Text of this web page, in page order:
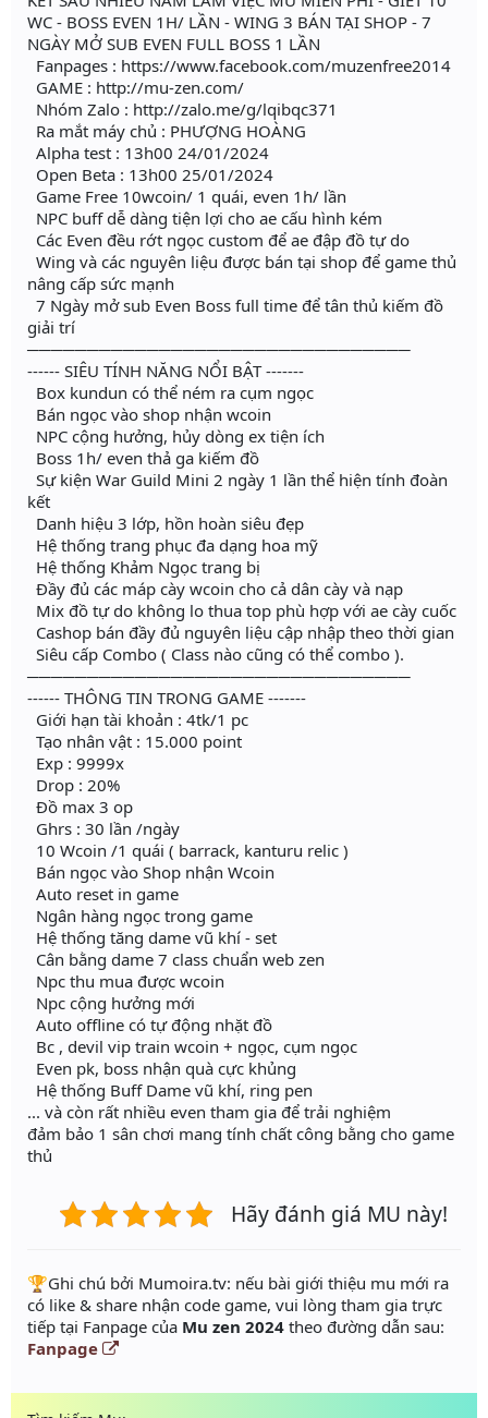
WC - BOSS EVEN 1H/ LẦN - WING 3 BÁN TẠI SHOP - 7
NGÀY MỞ SUB EVEN FULL BOSS 1 LẦN
Fanpages : https://www.facebook.com/muzenfree2014
GAME : http://mu-zen.com/
Nhóm Zalo : http://zalo.me/g/lqibqc371
Ra mắt máy chủ : PHƯỢNG HOÀNG
Alpha test : 13h00 24/01/2024
Open Beta : 13h00 25/01/2024
Game Free 10wcoin/ 1 quái, even 1h/ lần
NPC buff dễ dàng tiện lợi cho ae cấu hình kém
Các Even đều rớt ngọc custom để ae đập đồ tự do
Wing và các nguyên liệu được bán tại shop để game thủ
nâng cấp sức mạnh
7 Ngày mở sub Even Boss full time để tân thủ kiếm đồ
giải trí
────────────────────────────────
------ SIÊU TÍNH NĂNG NỔI BẬT -------
Box kundun có thể ném ra cụm ngọc
Bán ngọc vào shop nhận wcoin
NPC cộng hưởng, hủy dòng ex tiện ích
Boss 1h/ even thả ga kiếm đồ
Sự kiện War Guild Mini 2 ngày 1 lần thể hiện tính đoàn
kết
Danh hiệu 3 lớp, hồn hoàn siêu đẹp
Hệ thống trang phục đa dạng hoa mỹ
Hệ thống Khảm Ngọc trang bị
Đầy đủ các máp cày wcoin cho cả dân cày và nạp
Mix đồ tự do không lo thua top phù hợp với ae cày cuốc
Cashop bán đầy đủ nguyên liệu cập nhập theo thời gian
Siêu cấp Combo ( Class nào cũng có thể combo ).
────────────────────────────────
------ THÔNG TIN TRONG GAME -------
Giới hạn tài khoản : 4tk/1 pc
Tạo nhân vật : 15.000 point
Exp : 9999x
Drop : 20%
Đồ max 3 op
Ghrs : 30 lần /ngày
10 Wcoin /1 quái ( barrack, kanturu relic )
Bán ngọc vào Shop nhận Wcoin
Auto reset in game
Ngân hàng ngọc trong game
Hệ thống tăng dame vũ khí - set
Cân bằng dame 7 class chuẩn web zen
Npc thu mua được wcoin
Npc cộng hưởng mới
Auto offline có tự động nhặt đồ
Bc , devil vip train wcoin + ngọc, cụm ngọc
Even pk, boss nhận quà cực khủng
Hệ thống Buff Dame vũ khí, ring pen
... và còn rất nhiều even tham gia để trải nghiệm
đảm bảo 1 sân chơi mang tính chất công bằng cho game
thủ
Hãy đánh giá MU này!
️🏆Ghi chú bởi Mumoira.tv: nếu bài giới thiệu mu mới ra
có like & share nhận code game, vui lòng tham gia trực
tiếp tại Fanpage của Mu zen 2024 theo đường dẫn sau:
Fanpage